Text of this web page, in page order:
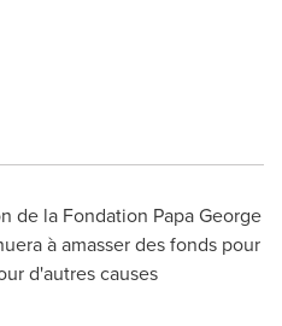
de la Fondation Papa George
à amasser des fonds pour
d'autres causes